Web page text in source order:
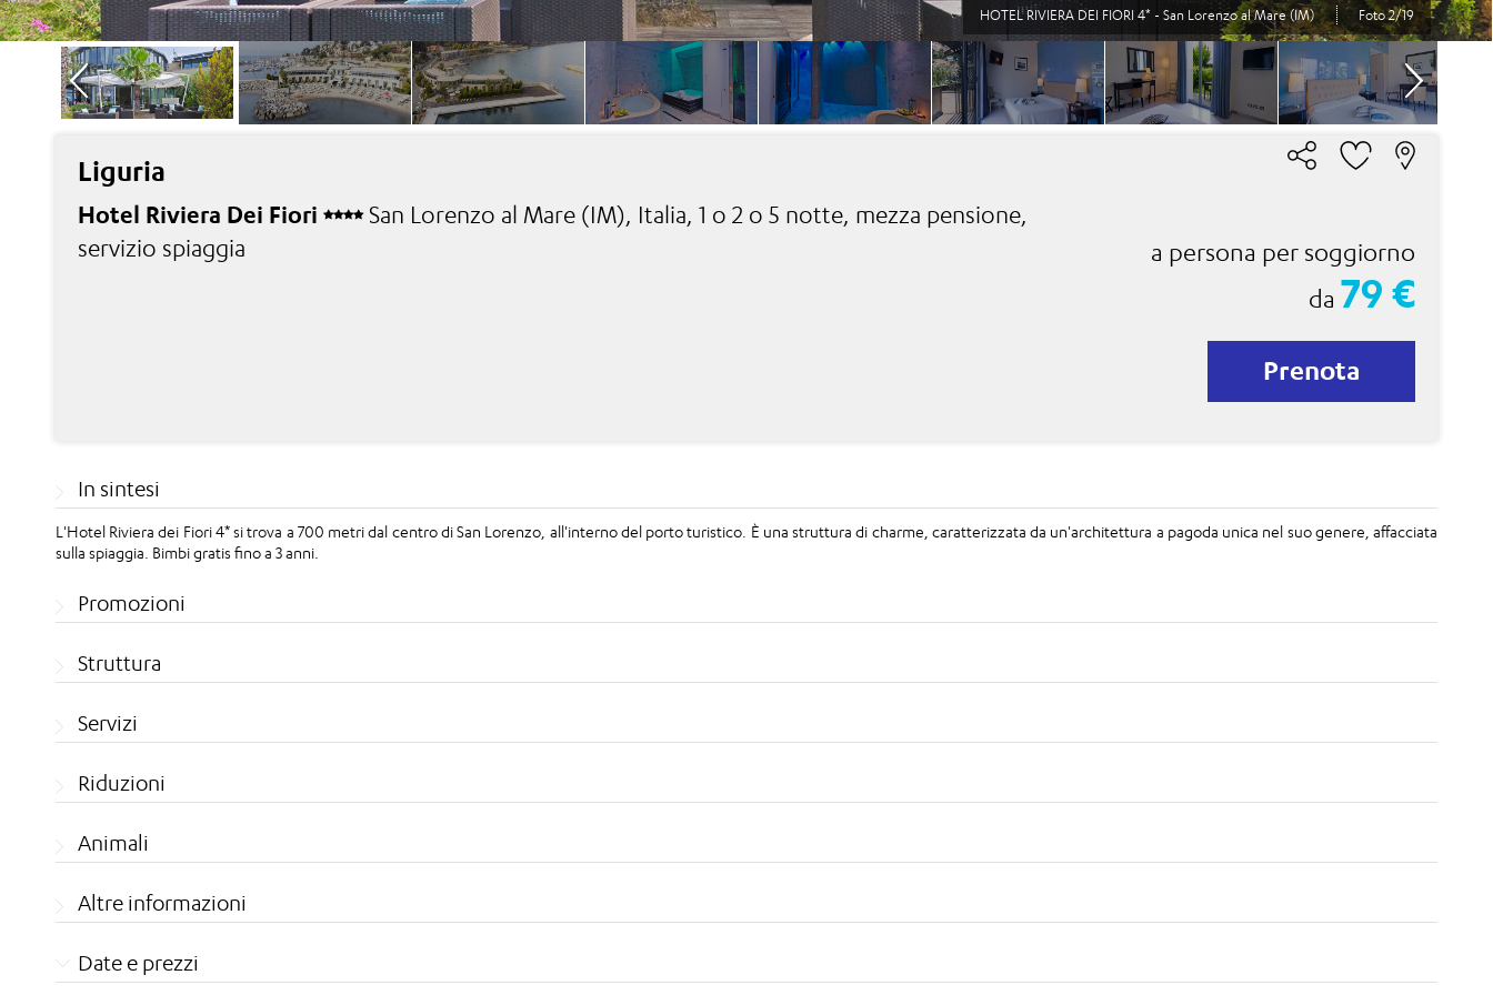
HOTEL RIVIERA DEI FIORI 4* - San Lorenzo al Mare (IM) Foto 2/19
Liguria
Hotel Riviera Dei Fiori
San Lorenzo al Mare (IM), Italia, 1 o 2 o 5 notte, mezza pensione,
servizio spiaggia
a persona per soggiorno
da 79 €
Prenota
In sintesi
L'Hotel Riviera dei Fiori 4* si trova a 700 metri dal centro di San Lorenzo, all'interno del porto turistico. È una struttura di charme, caratterizzata da un'architettura a pagoda unica nel suo genere, affacciata
sulla spiaggia. Bimbi gratis fino a 3 anni.
Promozioni
Struttura
Servizi
Riduzioni
Animali
Altre informazioni
Date e prezzi